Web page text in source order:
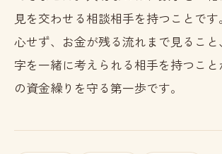
見を交わせる相談相手を持つことで
心せず、お金が残る流れまで見るこ
字を一緒に考えられる相手を持つこ
の資金繰りを守る第一歩です。